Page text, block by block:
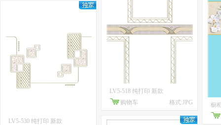
LV5-530 纯打印 新款
LV5-518 纯打印 新款
购物车
格式:JPG 橱